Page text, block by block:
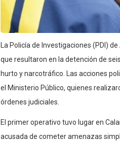
La Policía de Investigaciones (PDI)
que resultaron en la detención de
hurto y narcotráfico. Las acciones
el Ministerio Público, quienes
órdenes judiciales.
El primer operativo tuvo lugar en
acusada de cometer amenazas